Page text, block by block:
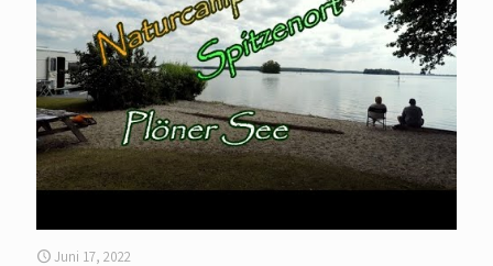
Juni 17, 2022